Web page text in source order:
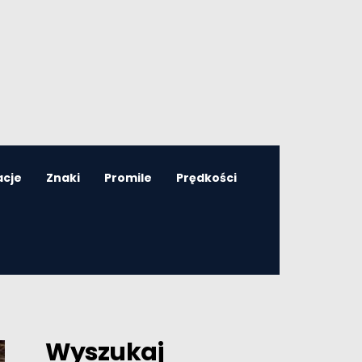
Znaki Promile Prędkości
Wyszukaj